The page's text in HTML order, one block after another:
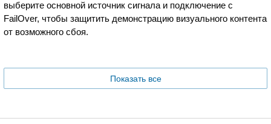
выберите основной источник сигнала и подключение с
FailOver, чтобы защитить демонстрацию визуального контента
от возможного сбоя.
Показать все